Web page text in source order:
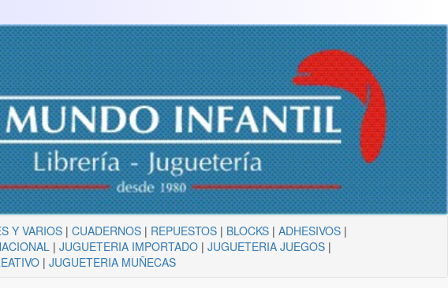
Y VARIOS |CUADERNOS | REPUESTOS | BLOCKS |ADHESIVOS |
| JUGUETERIA IMPORTADO| JUGUETERIA JUEGOS|
| JUGUETERIA MUÑECAS